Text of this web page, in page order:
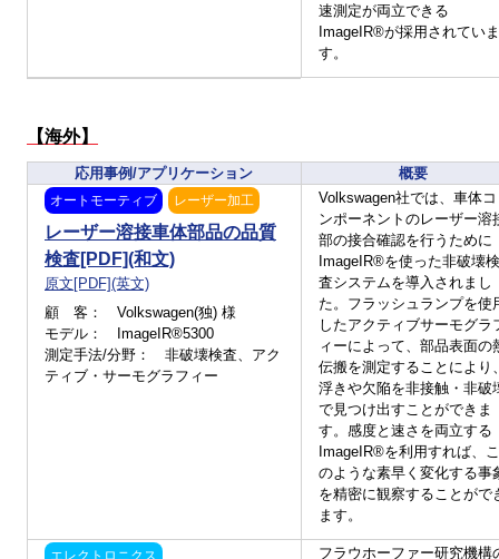
2023年3月： 無料Webinar(英語) -まるごとサーモグラフィ：
赤外線技術の世界をご案内(InfraTec) 開催
2023年2月： ハイエンドサーモグラフィ ImageIR®のデモ機
を導入
VGA高速・高拡張性モデル、ImageIR® 8300 hpのデモ機を導入しま
した。デモ・評価ご希望の方はお問い合わせフォームからご相談く
ださい。
基本仕様等はこちらからご覧ください。
2023年 2月： 無料Webinar(英語) -電子部品・IC(集積回路)の
検査におけるロックインサーモグラフィの活用(InfraTec) 開
開催日程： 2023年2月9日(木) 18:00～20:00(日本時間)
詳細、お申込み方法等は こちら からご覧ください。
2022年11月： 無料Webinar(英語) -まるごとサーモグラフ
ィ：赤外線技術の世界をご案内(InfraTec) 開催
開催日程： ① 2022年11月23日(水) 22:00～01:00(日本時間) ②
2022年11月24日(木) 06:00～09:00(日本時間)
からご覧ください。
速測定が両立できる
ImageIR®が採用されていま
す。
【海外】
応用事例/アプリケーション 概要
オートモーティブ レーザー加工
レーザー溶接車体部品の品質
検査[PDF](和文)
原文[PDF](英文)
顧 客： Volkswagen(独) 様
モデル： ImageIR®5300
測定手法/分野： 非破壊検査、アク
ティブ・サーモグラフィー
Volkswagen社では、車体コ
ンポーネントのレーザー溶
部の接合確認を行うために
ImageIR®を使った非破壊検
査システムを導入されまし
た。フラッシュランプを使
したアクティブサーモグラ
ィーによって、部品表面の
伝搬を測定することにより
浮きや欠陥を非接触・非破
で見つけ出すことができま
す。感度と速さを両立する
ImageIR®を利用すれば、こ
のような素早く変化する事
を精密に観察することがで
ます。
エレクトロニクス
フラウホーファー研究機構